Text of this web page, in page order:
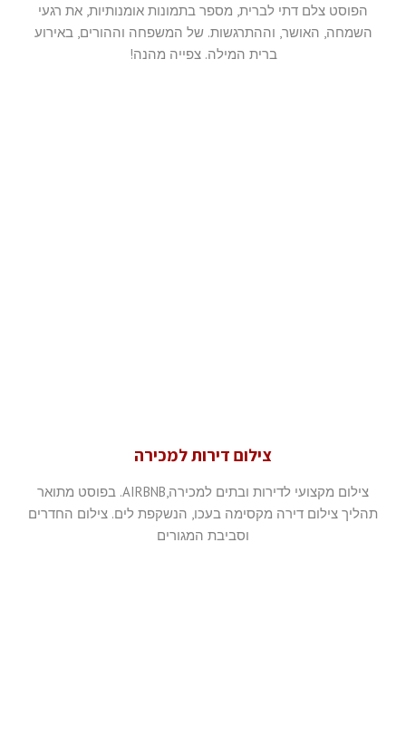
הפוסט צלם דתי לברית, מספר בתמונות אומנותיות, את רגעי
השמחה, האושר, וההתרגשות. של המשפחה וההורים, באירוע
ברית המילה. צפייה מהנה!
צילום דירות למכירה
צילום מקצועי לדירות ובתים למכירה,AIRBNB. בפוסט מתואר
תהליך צילום דירה מקסימה בעכו, הנשקפת לים. צילום החדרים
וסביבת המגורים